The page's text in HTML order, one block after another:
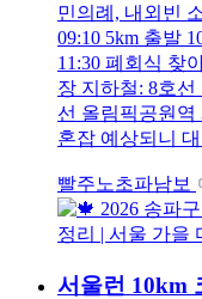
민의례, 내외빈
09:10 5km 출발
11:30 폐회식 찾
장 지하철: 8호
선 올림픽공원역
혼잡 예상되니
빨주노초파남보
서울런 10km